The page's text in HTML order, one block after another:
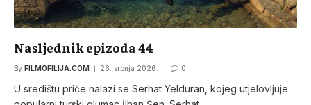
Nasljednik epizoda 44
By FILMOFILIJA.COM 26. srpnja 2026. 0
U središtu priče nalazi se Serhat Yelduran, kojeg utjelovljuje